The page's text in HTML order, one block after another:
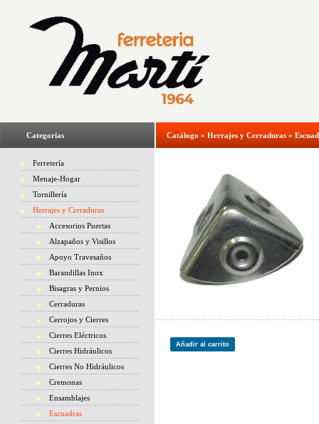
Categorías
Ferretería
Menaje-Hogar
Tornillería
Herrajes y Cerraduras
Accesorios Puertas
Alzapaños y Visillos
Apoyo Travesaños
Barandillas Inox
Bisagras y Pernios
Cerraduras
Cerrojos y Cierres
Cierres Eléctricos
Cierres Hidráulicos
Cierres No Hidráulicos
Cremonas
Ensamblajes
Escuadras
Catálogo » Herrajes y Cerraduras »
Añadir al carrito